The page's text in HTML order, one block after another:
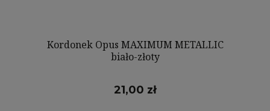
Kordonek Opus MAXIMUM METALLIC
biało-złoty
21,00 zł